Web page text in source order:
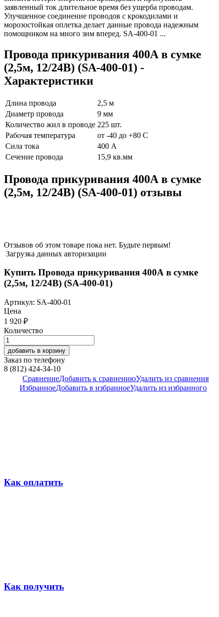
заявленный ток длительное время без ущерба проводам.
Улучшенное соединение проводов с крокодилами и
морозостойкая оплетка делает данные провода надежным
помощником на много зим вперед. SA-400-01 ...
Провода прикуривания 400А в сумке
(2,5м, 12/24В) (SA-400-01) -
Характеристики
Длина провода
2,5 м
Диаметр провода
9 мм
Количество жил в проводе 225 шт.
Рабочая температура
от -40 до +80 С
Сила тока
400 А
Сечение провода
15,9 кв.мм
Провода прикуривания 400А в сумке
(2,5м, 12/24В) (SA-400-01) отзывы
Отзывов об этом товаре пока нет. Будьте первым!
Загрузка данных авторизации
Купить Провода прикуривания 400А в сумке
(2,5м, 12/24В) (SA-400-01)
Артикул: SA-400-01
Цена
1 920 ₽
Количество
добавить в корзину
Заказ по телефону
8 (812) 424-34-10
СравнениеДобавить к сравнениюУдалить из сравнения
ИзбранноеДобавить в избранноеУдалить из избранного
Как оплатить
Как получить